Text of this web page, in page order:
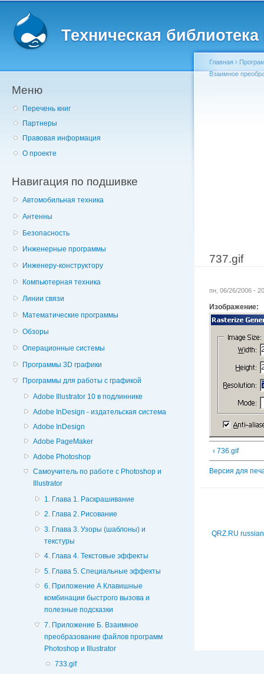
Техническая
Меню
Перечень книг
Партнеры
Правовая информация
О проекте
Навигация по подшивке
Автомобильная техника
Антенны
Безопасность
Инженерные программы
Инженеру-конструктору
Компьютерная техника
Линии связи
Математические программы
Обзоры
Операционные системы
Программы 3D графики
Программы для работы с графикой
Adobe Illustrator 10 в подлиннике
Adobe InDesign - издательская система
Adobe InDesign
Adobe PageMaker
Adobe Photoshop
Cамоучитель по работе с Photoshop и
Illustrator
1. Глава 1. Раскрашивание
2. Глава 2. Рисование
3. Глава 3. Узоры (шаблоны) и
текстуры
4. Глава 4. Текстовые эффекты
5. Глава 5. Специальные эффекты
6. Приложение А Клавишные
комбинации быстрого вызова и
полезные подсказки
7. Приложение Б. Взаимное
преобразование файлов программ
Photoshop и Illustrator
733.gif
Главная ›
Взаимное
737.gif
пн, 06/26/2006 -
Изображение:
‹ 736.gif
Версия для
QRZ.RU